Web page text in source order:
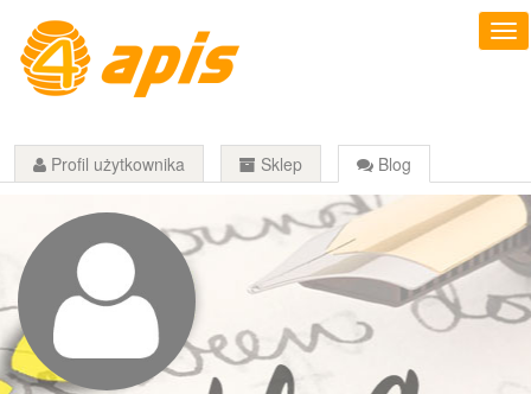
Profil użytkownika Sklep Blog